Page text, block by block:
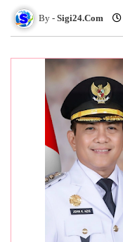
Sigi24.Com